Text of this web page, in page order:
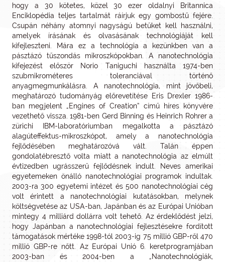
hogy a 30 kötetes, közel 30 ezer oldalnyi Britannica
Enciklopédia teljes tartalmát ráírjuk egy gombostű fejére.
Csupán néhány atomnyi nagyságú betűket kell használni,
amelyek írásának és olvasásának technológiáját kell
kifejleszteni. Mára ez a technológia a kezünkben van a
pásztázó tűszondás mikroszkópokban. A nanotechnológia
kifejezést először Norio Taniguchi használta 1974-ben
szubmikrométeres toleranciával történő
anyagmegmunkálásra. A nanotechnológia, mint jövőbeli,
meghatározó tudományág előrevetítése Eris Drexler 1986-
ban megjelent „Engines of Creation” című híres könyvére
vezethető vissza. 1981-ben Gerd Binning és Heinrich Rohrer a
zürichi IBM-laboratóriumban megalkotta a pásztázó
alagúteffektus-mikroszkópot, amely a nanotechnológia
fejlődésében meghatározóvá vált. Talán éppen
gondolatébresztő volta miatt a nanotechnológia az elmúlt
évtizedben ugrásszerű fejlődésnek indult. Neves amerikai
egyetemeken önálló nanotechnológiai programok indultak.
2003-ra 300 egyetemi intézet és 500 nanotechnológiai cég
volt érintett a nanotechnológiai kutatásokban, melynek
költségvetése az USA-ban, Japánban és az Európai Unióban
mintegy 4 milliárd dollárra volt tehető. Az érdeklődést jelzi,
hogy Japánban a nanotechnológiai fejlesztésekre fordított
támogatások mértéke 1998-tól 2003-ig 75 millió GBP-ről 470
millió GBP-re nőtt. Az Európai Unió 6. keretprogramjában
2003-ban és 2004-ben a „Nanotechnológiák,